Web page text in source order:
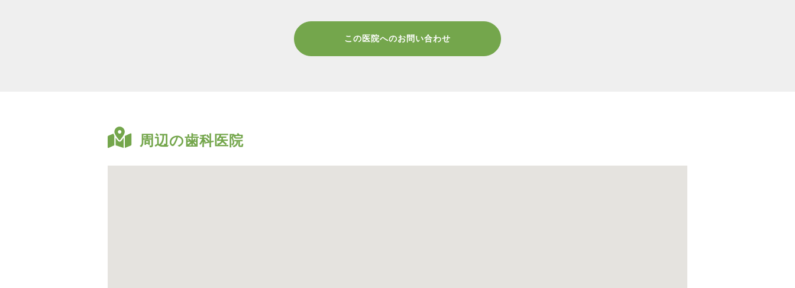
この医院へのお問い合わせ
周辺の歯科医院